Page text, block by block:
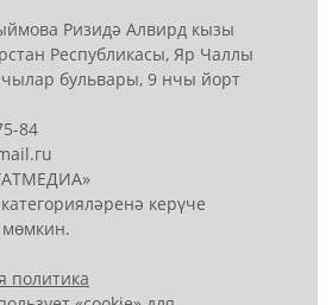
Ризидә Алвирд кызы
Республикасы, Яр Чаллы
бульвары, 9 нчы йорт
84
керүче
мөмкин.
политика